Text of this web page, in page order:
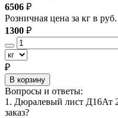
6506 ₽
Розничная цена за кг в
1300 ₽
₽
В корзину
Вопросы и ответы:
1. Дюралевый лист Д16Ат
заказ?